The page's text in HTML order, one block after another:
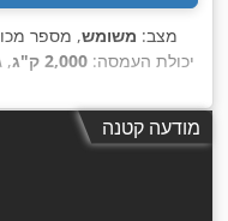
מצב: משומש, מספר
, יכולת העמסה: 2,000 ק"ג ,
, אורך המזלג:1,800 מ"מ
מודעה קטנה